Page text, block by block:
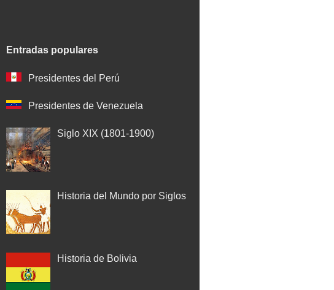
Entradas populares
Presidentes del Perú
Presidentes de Venezuela
Siglo XIX (1801-1900)
Historia del Mundo por Siglos
Historia de Bolivia